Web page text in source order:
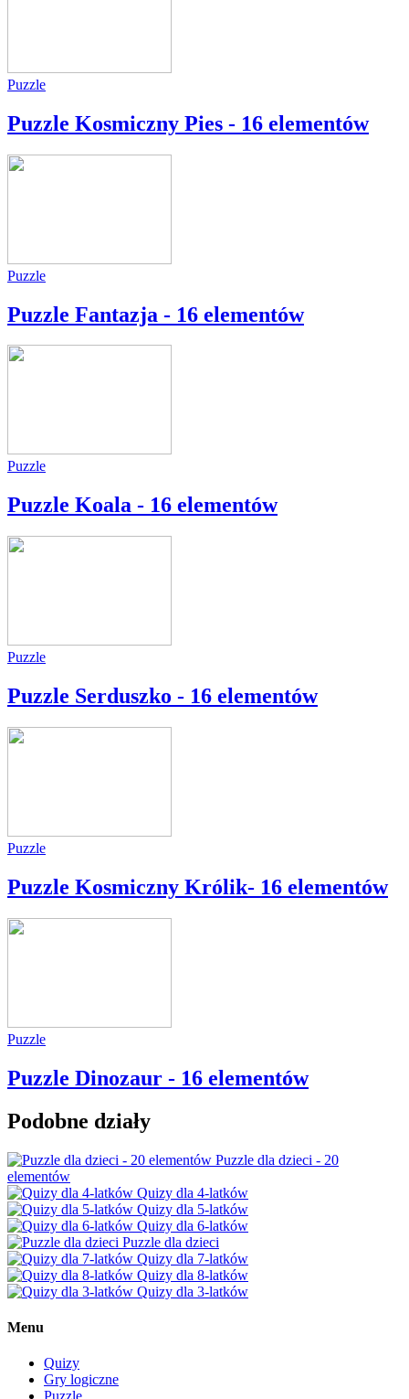
Puzzle
Puzzle Kosmiczny Pies - 16 elementów
Puzzle
Puzzle Fantazja - 16 elementów
Puzzle
Puzzle Koala - 16 elementów
Puzzle
Puzzle Serduszko - 16 elementów
Puzzle
Puzzle Kosmiczny Królik- 16 elementów
Puzzle
Puzzle Dinozaur - 16 elementów
Podobne działy
Puzzle dla dzieci - 20
elementów
Quizy dla 4-latków
Quizy dla 5-latków
Quizy dla 6-latków
Puzzle dla dzieci
Quizy dla 7-latków
Quizy dla 8-latków
Quizy dla 3-latków
Menu
Quizy
Gry logiczne